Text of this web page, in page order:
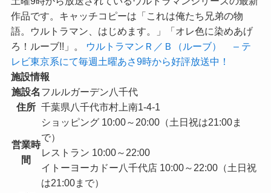
作品です。キャッチコピーは「これは俺たち兄弟の物
語。ウルトラマン、はじめます。」「オレ色に染めあげ
ろ！ルーブ!!」。
ウルトラマンＲ／Ｂ（ルーブ） – テ
レビ東京系にて毎週土曜あさ9時から好評放送中！
施設情報
施設名 フルルガーデン八千代
住所 千葉県八千代市村上南1-4-1
営業時
間
ショッピング 10:00～20:00（土日祝は21:00ま
で）
レストラン 10:00～22:00
イトーヨーカドー八千代店 10:00～22:00（土日祝
は21:00まで）